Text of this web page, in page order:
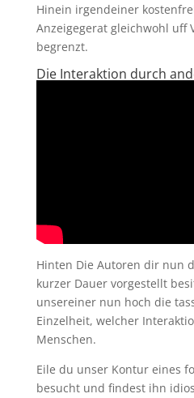
Hinein irgendeiner
Anzeigegerat gleichwohl uff
begrenzt.
Die Interaktion durch
Hinten Die Autoren dir nun
kurzer Dauer vorgestellt
unsereiner nun hoch die
Einzelheit, welcher
Menschen.
Eile du unser Kontur eines
besucht und findest ihn